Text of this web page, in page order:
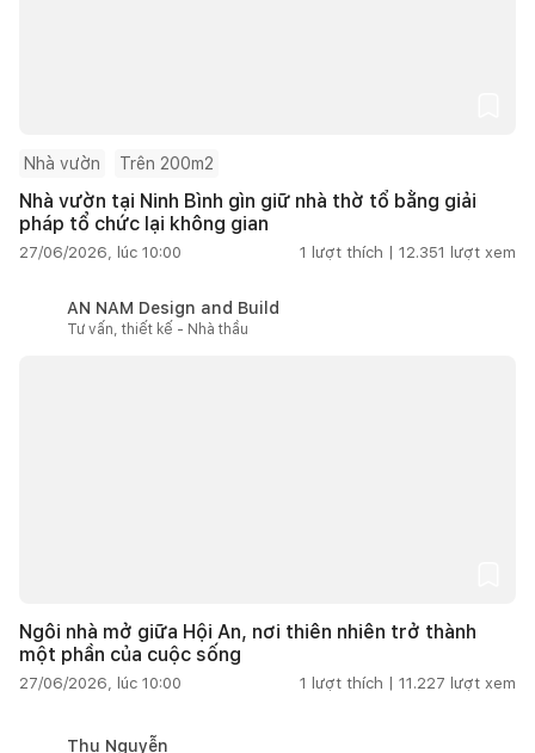
Nhà vườn Trên 200m2
Nhà vườn tại Ninh Bình gìn giữ nhà thờ tổ bằng giải
pháp tổ chức lại không gian
27/06/2026, lúc 10:00 1 lượt thích | 12.351 lượt xem
AN NAM Design and Build
Tư vấn, thiết kế - Nhà thầu
Ngôi nhà mở giữa Hội An, nơi thiên nhiên trở thành
một phần của cuộc sống
27/06/2026, lúc 10:00 1 lượt thích | 11.227 lượt xem
Thu Nguyễn